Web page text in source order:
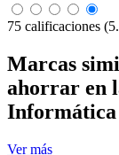
75 calificaciones
Marcas
ahorrar en
Informática
Ver más